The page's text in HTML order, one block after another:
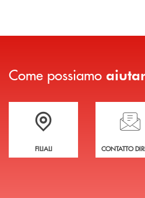
Come possiamo
Trova la filiale più vicina a te
FILIALI
Hai
CONTATTO